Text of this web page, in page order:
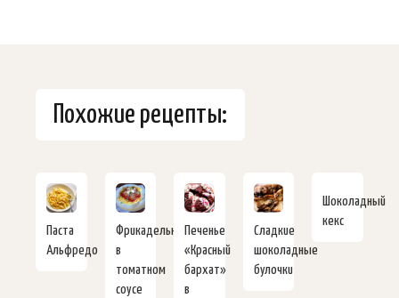
Похожие рецепты:
Паста
Альфредо
Фрикадельки
в
томатном
соусе
Печенье
«Красный
бархат»
в
Сладкие
шоколадные
булочки
Шоколадный
кекс